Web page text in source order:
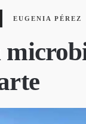
EUGENIA PÉREZ